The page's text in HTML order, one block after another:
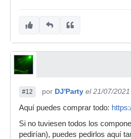
#12 por DJ'Party el 21/07/2021
Aquí puedes comprar todo:
Si no tuviesen todos los
pedirían), puedes pedirlos aquí